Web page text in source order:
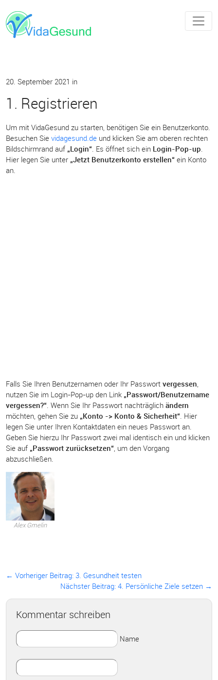
20. September 2021 in
1. Registrieren
Um mit VidaGesund zu starten, benötigen Sie ein Benutzerkonto.
Besuchen Sie vidagesund.de und klicken Sie am oberen rechten
Bildschirmrand auf „Login“. Es öffnet sich ein Login-Pop-up.
Hier legen Sie unter „Jetzt Benutzerkonto erstellen“ ein Konto
an.
Falls Sie Ihren Benutzernamen oder Ihr Passwort vergessen,
nutzen Sie im Login-Pop-up den Link „Passwort/Benutzername
vergessen?“. Wenn Sie Ihr Passwort nachträglich ändern
möchten, gehen Sie zu „Konto -> Konto & Sicherheit“. Hier
legen Sie unter Ihren Kontaktdaten ein neues Passwort an.
Geben Sie hierzu Ihr Passwort zwei mal identisch ein und klicken
Sie auf „Passwort zurücksetzen“, um den Vorgang
abzuschließen.
Alex Gmelin
← Vorheriger Beitrag: 3. Gesundheit testen
Nächster Beitrag: 4. Persönliche Ziele setzen →
Kommentar schreiben
Name